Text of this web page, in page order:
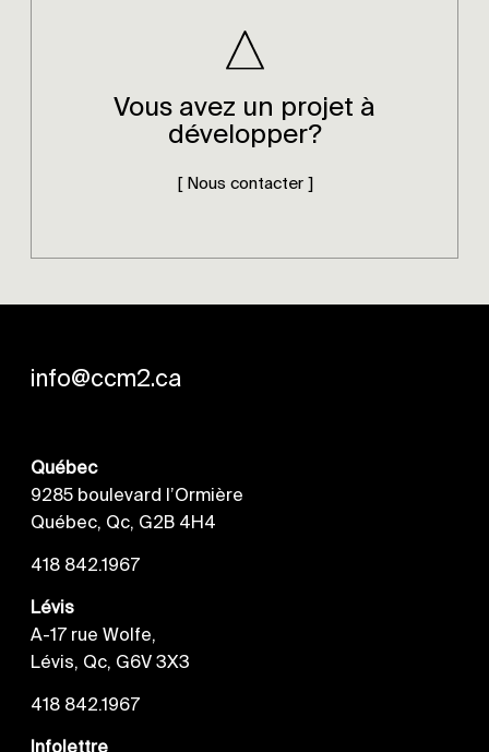
Vous avez un projet à
développer?
[ Nous contacter ]
info@ccm2.ca
Québec
9285 boulevard l’Ormière
Québec, Qc, G2B 4H4
418 842.1967
Lévis
A-17 rue Wolfe,
Lévis, Qc, G6V 3X3
418 842.1967
Infolettre